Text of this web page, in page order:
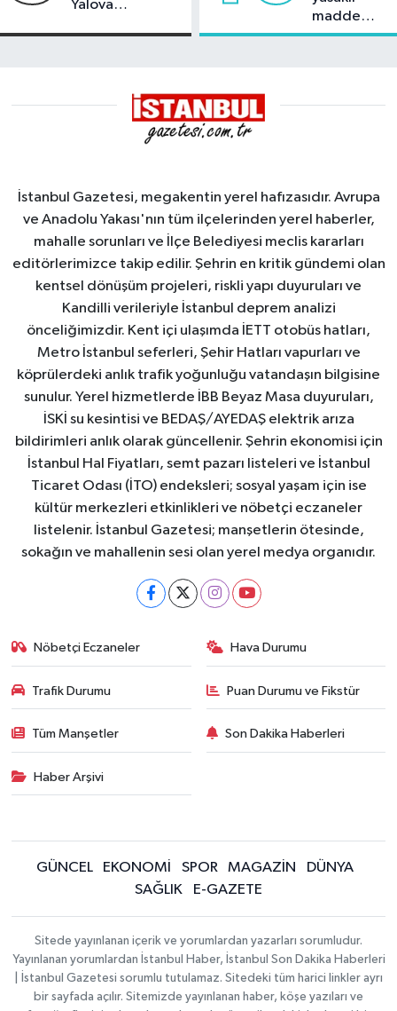
Yalova
madde
operasyonu
İstanbul Gazetesi, megakentin yerel hafızasıdır. Avrupa
ve Anadolu Yakası'nın tüm ilçelerinden yerel haberler,
mahalle sorunları ve İlçe Belediyesi meclis kararları
editörlerimizce takip edilir. Şehrin en kritik gündemi olan
kentsel dönüşüm projeleri, riskli yapı duyuruları ve
Kandilli verileriyle İstanbul deprem analizi
önceliğimizdir. Kent içi ulaşımda İETT otobüs hatları,
Metro İstanbul seferleri, Şehir Hatları vapurları ve
köprülerdeki anlık trafik yoğunluğu vatandaşın bilgisine
sunulur. Yerel hizmetlerde İBB Beyaz Masa duyuruları,
İSKİ su kesintisi ve BEDAŞ/AYEDAŞ elektrik arıza
bildirimleri anlık olarak güncellenir. Şehrin ekonomisi için
İstanbul Hal Fiyatları, semt pazarı listeleri ve İstanbul
Ticaret Odası (İTO) endeksleri; sosyal yaşam için ise
kültür merkezleri etkinlikleri ve nöbetçi eczaneler
listelenir. İstanbul Gazetesi; manşetlerin ötesinde,
sokağın ve mahallenin sesi olan yerel medya organıdır.
Nöbetçi Eczaneler Hava Durumu
Trafik Durumu Puan Durumu ve Fikstür
Tüm Manşetler Son Dakika Haberleri
Haber Arşivi
GÜNCEL EKONOMİ SPOR MAGAZİN
DÜNYA
SAĞLIK
E-GAZETE
Sitede yayınlanan içerik ve yorumlardan yazarları sorumludur.
Yayınlanan yorumlardan İstanbul Haber, İstanbul Son Dakika Haberleri
| İstanbul Gazetesi sorumlu tutulamaz. Sitedeki tüm harici linkler ayrı
bir sayfada açılır. Sitemizde yayınlanan haber, köşe yazıları ve